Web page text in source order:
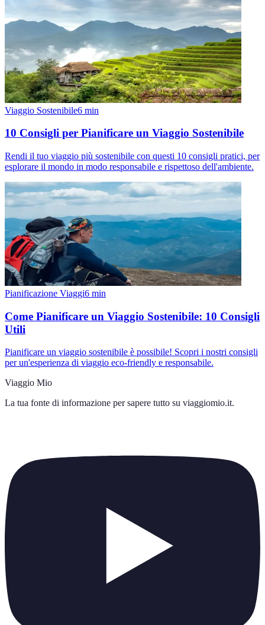
Viaggio Sostenibile6 min
10 Consigli per Pianificare un Viaggio Sostenibile
Rendi il tuo viaggio più sostenibile con questi 10 consigli pratici, per
esplorare il mondo in modo responsabile e rispettoso dell'ambiente.
Pianificazione Viaggi6 min
Come Pianificare un Viaggio Sostenibile: 10 Consigli
Utili
Pianificare un viaggio sostenibile è possibile! Scopri i nostri consigli
per un'esperienza di viaggio eco-friendly e responsabile.
Viaggio Mio
La tua fonte di informazione per sapere tutto su viaggiomio.it.